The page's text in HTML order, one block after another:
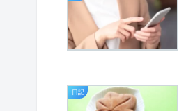
日記